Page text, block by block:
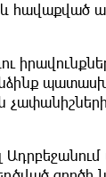
և հավաքված